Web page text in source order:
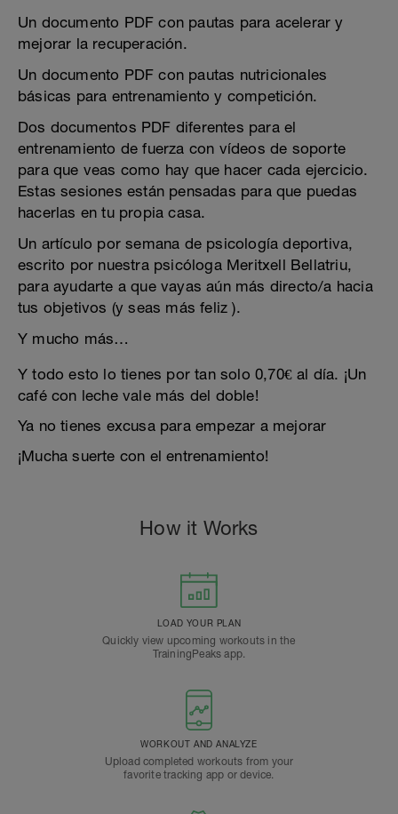
Un documento PDF con pautas para acelerar y
mejorar la recuperación.
Un documento PDF con pautas nutricionales
básicas para entrenamiento y competición.
Dos documentos PDF diferentes para el
entrenamiento de fuerza con vídeos de soporte
para que veas como hay que hacer cada ejercicio.
Estas sesiones están pensadas para que puedas
hacerlas en tu propia casa.
Un artículo por semana de psicología deportiva,
escrito por nuestra psicóloga Meritxell Bellatriu,
para ayudarte a que vayas aún más directo/a hacia
tus objetivos (y seas más feliz ).
Y mucho más…
Y todo esto lo tienes por tan solo 0,70€ al día. ¡Un
café con leche vale más del doble!
Ya no tienes excusa para empezar a mejorar
¡Mucha suerte con el entrenamiento!
How it Works
LOAD YOUR PLAN
Quickly view upcoming workouts in the
TrainingPeaks app.
WORKOUT AND ANALYZE
Upload completed workouts from your
favorite tracking app or device.